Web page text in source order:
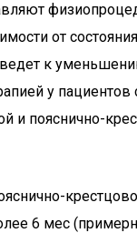
от
к
у
пояснично-
6 мес